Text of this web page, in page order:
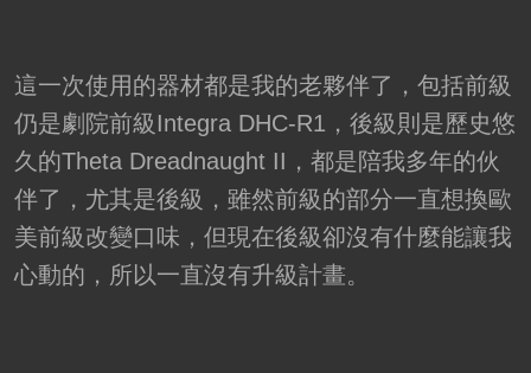
這一次使用的器材都是我的老夥伴了，包括前級
仍是劇院前級Integra DHC-R1，後級則是歷史悠
久的Theta Dreadnaught II，都是陪我多年的伙
伴了，尤其是後級，雖然前級的部分一直想換歐
美前級改變口味，但現在後級卻沒有什麼能讓我
心動的，所以一直沒有升級計畫。